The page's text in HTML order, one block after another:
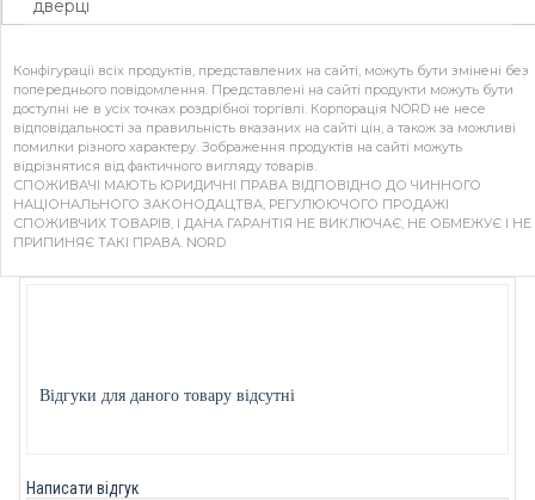
дверці
Конфігурації всіх продуктів, представлених на сайті, можуть бути змінені без
попереднього повідомлення. Представлені на сайті продукти можуть бути
доступні не в усіх точках роздрібної торгівлі. Корпорація NORD не несе
відповідальності за правильність вказаних на сайті цін, а також за можливі
помилки різного характеру. Зображення продуктів на сайті можуть
відрізнятися від фактичного вигляду товарів.
СПОЖИВАЧІ МАЮТЬ ЮРИДИЧНІ ПРАВА ВІДПОВІДНО ДО ЧИННОГО
НАЦІОНАЛЬНОГО ЗАКОНОДАЦТВА, РЕГУЛЮЮЧОГО ПРОДАЖІ
СПОЖИВЧИХ ТОВАРІВ, І ДАНА ГАРАНТІЯ НЕ ВИКЛЮЧАЄ, НЕ ОБМЕЖУЄ І НЕ
ПРИПИНЯЄ ТАКІ ПРАВА. NORD
Відгуки для даного товару відсутні
Написати відгук